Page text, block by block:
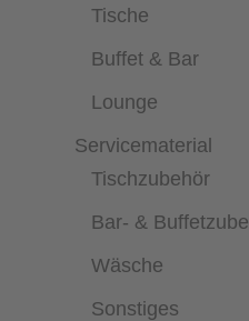
Tische
Buffet & Bar
Lounge
Servicematerial
Tischzubehör
Bar- &
Wäsche
Sonstiges